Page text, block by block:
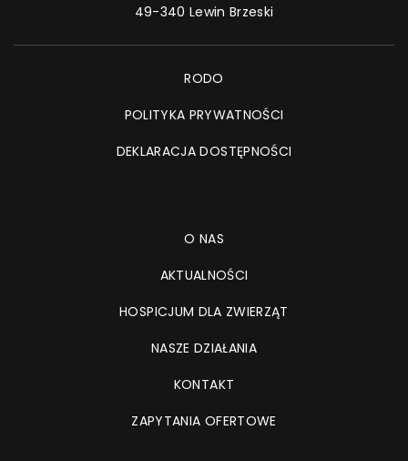
49-340 Lewin Brzeski
RODO
POLITYKA PRYWATNOŚCI
DEKLARACJA DOSTĘPNOŚCI
O NAS
AKTUALNOŚCI
HOSPICJUM DLA ZWIERZĄT
NASZE DZIAŁANIA
KONTAKT
ZAPYTANIA OFERTOWE